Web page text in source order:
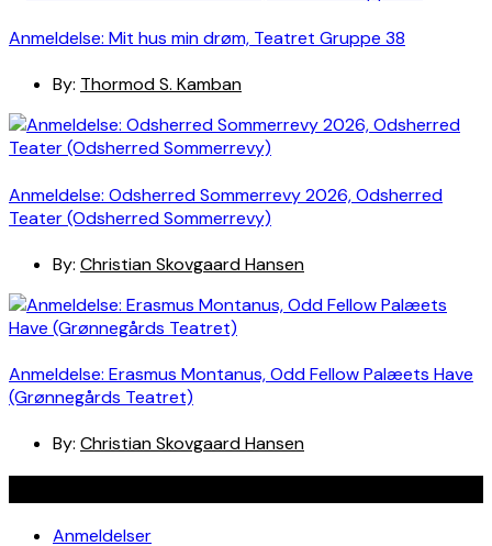
Anmeldelse: Mit hus min drøm, Teatret Gruppe 38
By: Thormod S. Kamban
Anmeldelse: Odsherred Sommerrevy 2026, Odsherred
Teater (Odsherred Sommerrevy)
By: Christian Skovgaard Hansen
Anmeldelse: Erasmus Montanus, Odd Fellow Palæets Have
(Grønnegårds Teatret)
By: Christian Skovgaard Hansen
Anmeldelser